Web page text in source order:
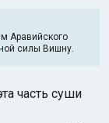
Аравийского
силы Вишну.
часть суши